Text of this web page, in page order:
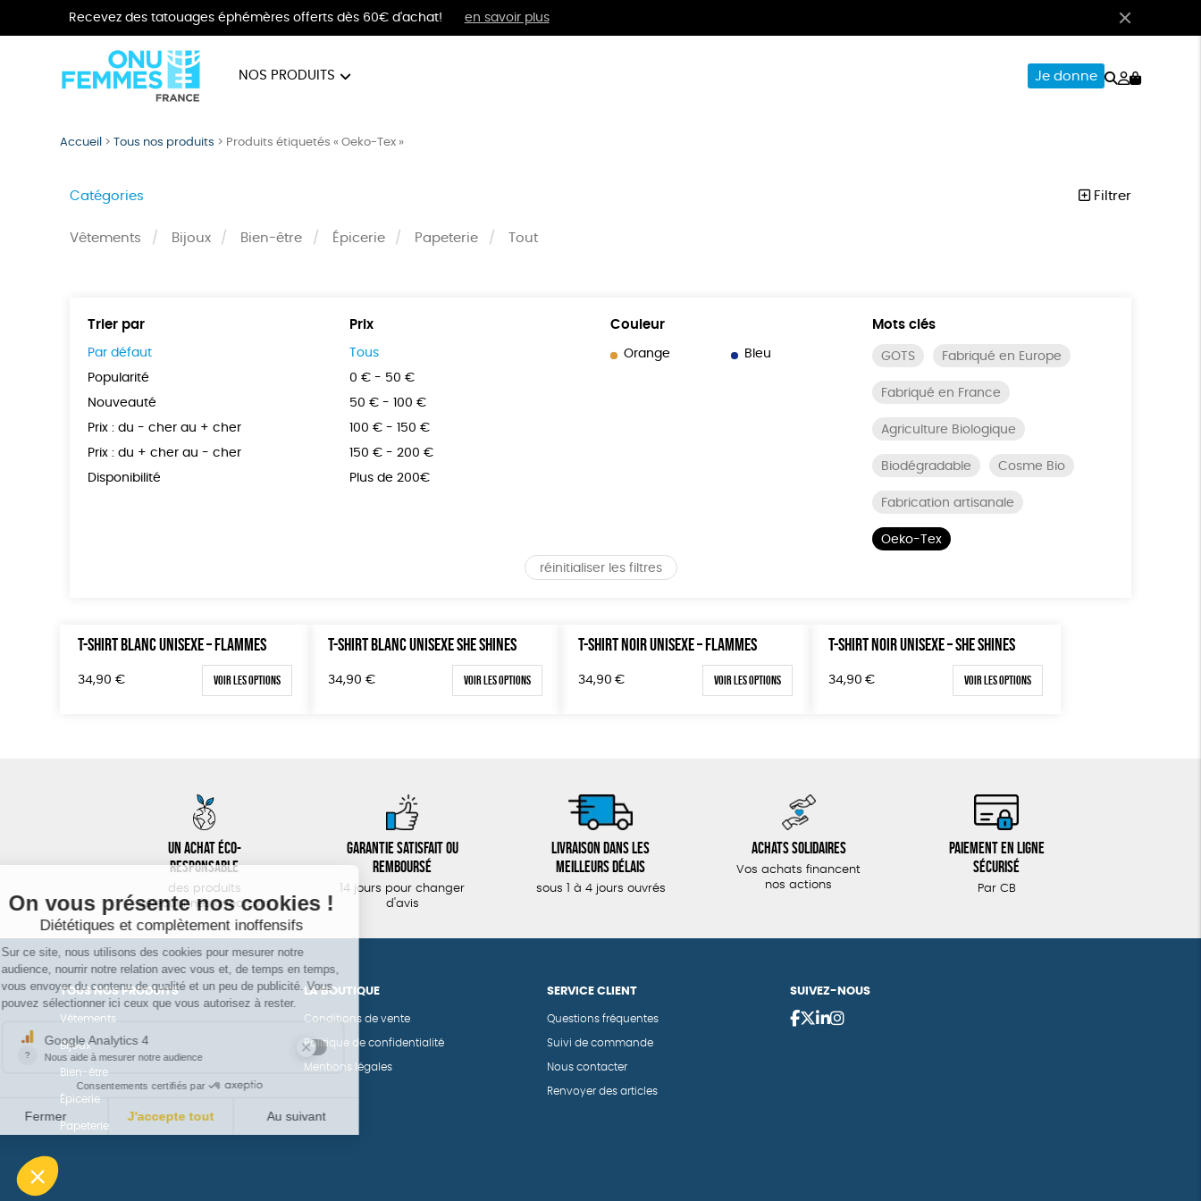
Recevez des tatouages éphémères offerts dès 60€ d'achat! en savoir plus
NOS PRODUITS Je donne Rechercher
Mon
Accueil >Tous nos produits > Produits étiquetés « Oeko-Tex »
Catégories Filtrer
Vêtements Bijoux Bien-être Épicerie Papeterie Tout
Trier par
Par défaut
Popularité
Nouveauté
Prix : du - cher au + cher
Prix : du + cher au - cher
Disponibilité
Prix
Tous
0 € - 50 €
50 € - 100 €
100 € - 150 €
150 € - 200 €
Plus de 200€
Couleur
Orange Bleu
Mots clés
GOTS Fabriqué en Europe
Fabriqué en France
Agriculture Biologique
Biodégradable Cosme Bio
Fabrication artisanale
Oeko-Tex
réinitialiser les filtres
T-SHIRT BLANC UNISEXE – FLAMMES
34,90 € Voir les options
T-SHIRT BLANC UNISEXE SHE SHINES
34,90 € Voir les options
T-SHIRT NOIR UNISEXE – FLAMMES
34,90 € Voir les options
T-SHIRT NOIR UNISEXE – SHE SHINES
34,90 € Voir les options
Un achat éco-
responsable
des produits
sélectionnés avec soin
Garantie satisfait ou
remboursé
14 jours pour changer
d'avis
Livraison dans les
meilleurs délais
sous 1 à 4 jours ouvrés
Achats solidaires
Vos achats financent
nos actions
Paiement en ligne
sécurisé
Par CB
TOUS NOS PRODUITS
Vêtements
Bijoux
Bien-être
Épicerie
Papeterie
LA BOUTIQUE
Conditions de vente
Politique de confidentialité
Mentions légales
SERVICE CLIENT
Questions fréquentes
Suivi de commande
Nous contacter
Renvoyer des articles
SUIVEZ-NOUS